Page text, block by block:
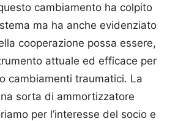
cambiamento ha colpito
ma ha anche evidenziato
cooperazione possa essere,
attuale ed efficace per
cambiamenti traumatici. La
sorta di ammortizzatore
per l’interesse del socio e